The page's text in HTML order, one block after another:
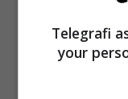
Telegrafi
your